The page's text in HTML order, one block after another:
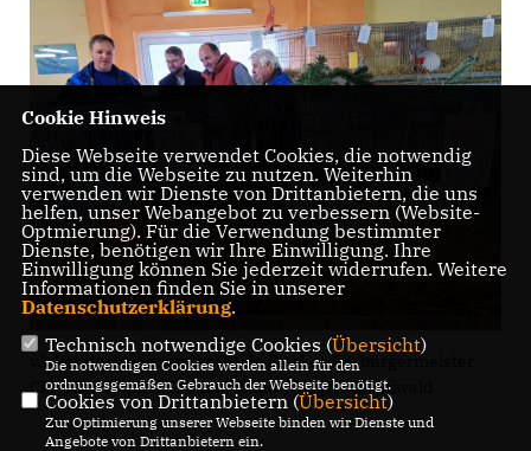
v.l. Vereinsvorsitzender Guido Stärke, Ortsbürgermeister
Christian Köpke, Thomas Staudt, Siegfried Maiwald
Cookie Hinweis
Diese Webseite verwendet Cookies, die notwendig
sind, um die Webseite zu nutzen. Weiterhin
verwenden wir Dienste von Drittanbietern, die uns
helfen, unser Webangebot zu verbessern (Website-
Optmierung). Für die Verwendung bestimmter
Dienste, benötigen wir Ihre Einwilligung. Ihre
Einwilligung können Sie jederzeit widerrufen. Weitere
Informationen finden Sie in unserer
Datenschutzerklärung.
Technisch notwendige Cookies (Übersicht)
Die notwendigen Cookies werden allein für den
ordnungsgemäßen Gebrauch der Webseite benötigt.
Cookies von Drittanbietern (Übersicht)
Zur Optimierung unserer Webseite binden wir Dienste und
Angebote von Drittanbietern ein.